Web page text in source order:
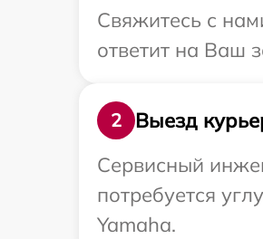
Свяжитесь с
ответит на Ваш
2
Выезд
Сервисный
потребуется
Yamaha.